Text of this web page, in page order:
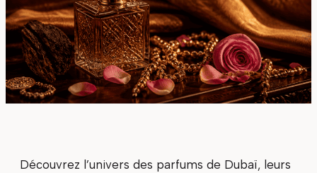
Découvrez l’univers des parfums de Dubaï, leurs